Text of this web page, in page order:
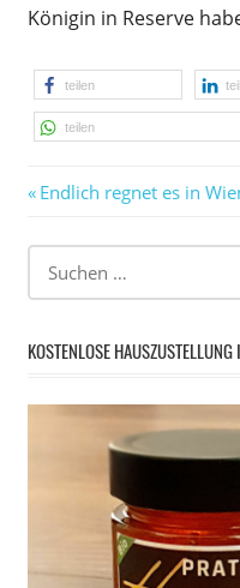
Königin in Reserve
teilen
teilen
Vorheriger
Endlich regnet es in
KOSTENLOSE